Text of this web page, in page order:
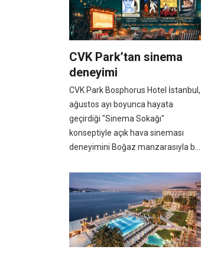
CVK Park’tan sinema
deneyimi
CVK Park Bosphorus Hotel İstanbul,
ağustos ayı boyunca hayata
geçirdiği "Sinema Sokağı"
konseptiyle açık hava sineması
deneyimini Boğaz manzarasıyla b...